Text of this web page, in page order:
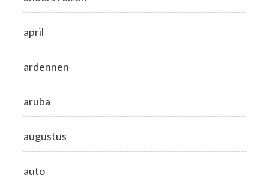
april
ardennen
aruba
augustus
auto